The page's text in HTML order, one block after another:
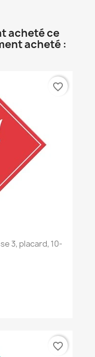
acheté ce
acheté :
3, placard, 10-
favorite_border
favorite_border